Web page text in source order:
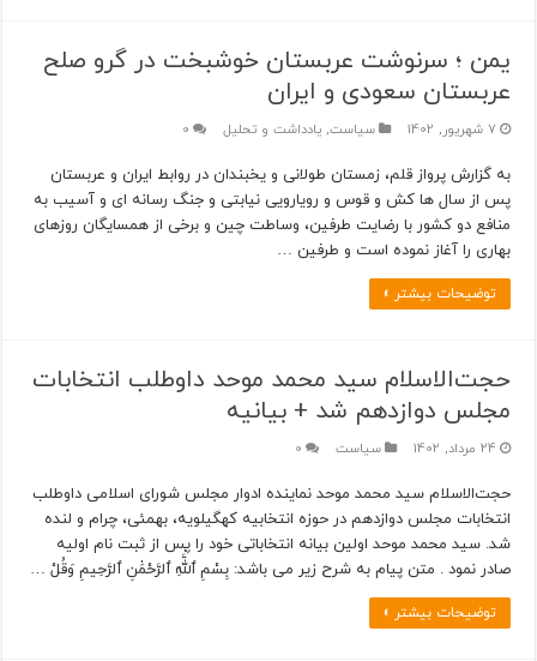
یمن ؛ سرنوشت عربستان خوشبخت در گرو صلح
عربستان سعودی و ایران
7 شهریور, 1402 سیاست,یادداشت و تحلیل 0
به گزارش پرواز قلم، زمستان طولانی و یخبندان در روابط ایران و عربستان
پس از سال ها کش و قوس و رویارویی نیابتی و جنگ رسانه ای و آسیب به
منافع دو کشور با رضایت طرفین، وساطت چین و برخی از همسایگان روزهای
بهاری را آغاز نموده است و طرفین …
توضیحات بیشتر »
حجت‌الاسلام سید محمد موحد داوطلب انتخابات
مجلس دوازدهم شد + بیانیه
24 مرداد, 1402 سیاست 0
حجت‌الاسلام سید محمد موحد نماینده ادوار مجلس شورای اسلامی داوطلب
انتخابات مجلس دوازدهم در حوزه انتخابیه کهگیلویه، بهمئی، چرام و لنده
شد. سید محمد موحد اولین بیانه انتخاباتی خود را پس از ثبت نام اولیه
صادر نمود . متن پیام به شرح زیر می باشد: بِسْمِ ٱللَّٰهِ ٱلرَّحْمَٰنِ ٱلرَّحِیمِ وَقُلْ …
توضیحات بیشتر »